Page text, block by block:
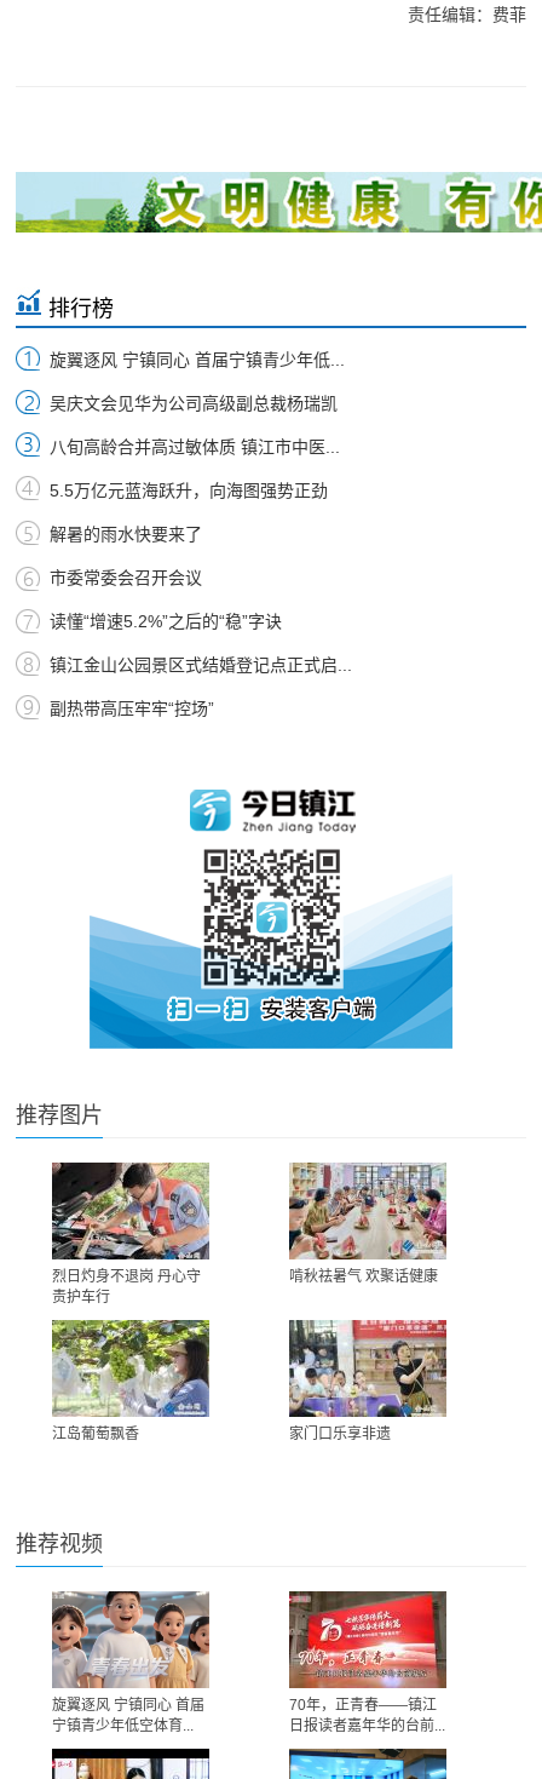
责任编辑：费菲
排行榜
旋翼逐风 宁镇同心 首届宁镇青少年低...
吴庆文会见华为公司高级副总裁杨瑞凯
八旬高龄合并高过敏体质 镇江市中医...
5.5万亿元蓝海跃升，向海图强势正劲
解暑的雨水快要来了
市委常委会召开会议
读懂“增速5.2%”之后的“稳”字诀
镇江金山公园景区式结婚登记点正式启...
副热带高压牢牢“控场”
推荐图片
烈日灼身不退岗 丹心守
责护车行
啃秋祛暑气 欢聚话健康
江岛葡萄飘香 家门口乐享非遗
推荐视频
旋翼逐风 宁镇同心 首届
宁镇青少年低空体育...
70年，正青春——镇江
日报读者嘉年华的台前...